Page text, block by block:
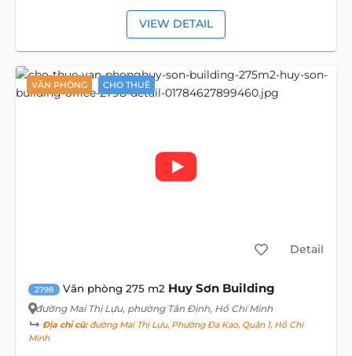
VIEW DETAIL
VĂN PHÒNG CHO THUÊ
Detail
2798 Văn phòng 275 m2 Huy Sơn Building
đường Mai Thị Lựu, phường Tân Định, Hồ Chí Minh
Địa chỉ cũ:đường Mai Thị Lựu, Phường Đa Kao, Quận 1, Hồ Chí
Minh